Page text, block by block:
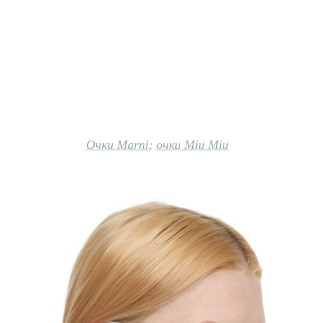
Очки Marni; очки Miu Miu